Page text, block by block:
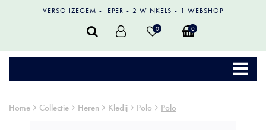
VERSO IZEGEM IEPER 2 WINKELS 1 WEBSHOP
0 0
Home Collectie Heren Kledij Polo Polo